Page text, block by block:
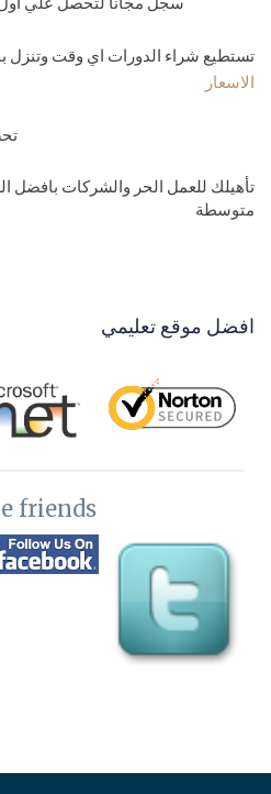
تستطيع شراء الدورات اي وقت وتنزل
الاسعار
تأهيلك للعمل الحر والشركات بافضل
متوسطة
افضل موقع تعليمي
friends